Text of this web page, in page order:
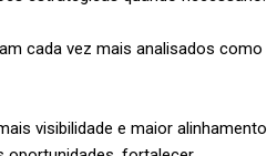
cada vez mais analisados como
visibilidade e maior alinhamento